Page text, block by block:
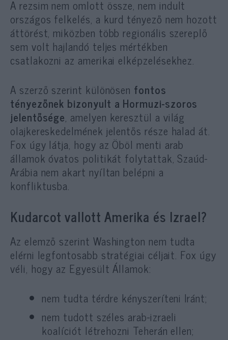
A rezsim nem omlott össze, nem indult
országos felkelés, a kurd tényező nem hozott
áttörést, miközben több regionális szereplő
sem volt hajlandó teljes mértékben
csatlakozni az amerikai elképzelésekhez.
A szerző szerint különösen fontos
tényezőnek bizonyult a Hormuzi-szoros
jelentősége, amelyen keresztül a világ
olajkereskedelmének jelentős része halad át.
Fox úgy látja, hogy az Öböl menti arab
államok óvatos politikát folytattak, Szaúd-
Arábia nem akart nyíltan belépni a
konfliktusba.
Kudarcot vallott Amerika és Izrael?
Az elemző szerint Washington nem tudta
elérni legfontosabb stratégiai céljait. Fox úgy
véli, hogy az Egyesült Államok:
nem tudta térdre kényszeríteni Iránt;
nem tudott széles arab-izraeli
koalíciót létrehozni Teherán ellen;